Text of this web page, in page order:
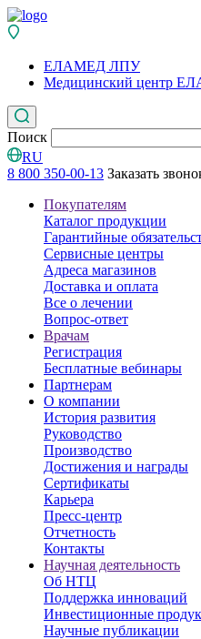
ЕЛАМЕД ЛПУ
Медицинский центр
Поиск
RU
8 800 350-00-13 Заказать
Покупателям
Каталог продукции
Гарантийные
Сервисные центры
Адреса магазинов
Доставка и оплата
Все о лечении
Вопрос-ответ
Врачам
Регистрация
Бесплатные вебинары
Партнерам
О компании
История развития
Руководство
Производство
Достижения и награды
Сертификаты
Карьера
Пресс-центр
Отчетность
Контакты
Научная деятельность
Об НТЦ
Поддержка инноваций
Инвестиционные
Научные публикации